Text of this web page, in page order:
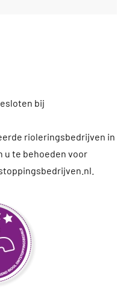
bij
rioleringsbedrijven in
u te behoeden voor